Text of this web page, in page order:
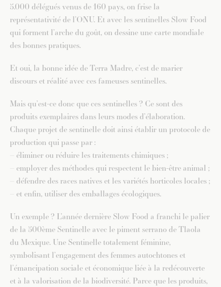
5.000 délégués venus de 160 pays, on frise la
représentativité de l’ONU. Et avec les sentinelles Slow Food
qui forment l’arche du goût, on dessine une carte mondiale
des bonnes pratiques.
Et oui, la bonne idée de Terra Madre, c’est de marier
discours et réalité avec ces fameuses sentinelles.
Mais qu’est-ce donc que ces sentinelles ? Ce sont des
produits exemplaires dans leurs modes d’élaboration.
Chaque projet de sentinelle doit ainsi établir un protocole de
production qui passe par :
– éliminer ou réduire les traitements chimiques ;
– employer des méthodes qui respectent le bien-être animal ;
– défendre des races natives et les variétés horticoles locales ;
– et enfin, utiliser des emballages écologiques.
Un exemple ? L’année dernière Slow Food a franchi le palier
de la 500ème Sentinelle avec le piment serrano de Tlaola
du Mexique. Une Sentinelle totalement féminine,
symbolisant l’engagement des femmes autochtones et
l’émancipation sociale et économique liée à la redécouverte
et à la valorisation de la biodiversité. Parce que les produits,